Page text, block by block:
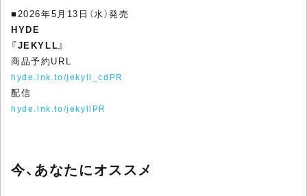
■2026年5月13日（水）発売
HYDE
『JEKYLL』
商品予約URL
hyde.lnk.to/jekyll_cdPR
配信
hyde.lnk.to/jekyllPR
今、あなたにオススメ